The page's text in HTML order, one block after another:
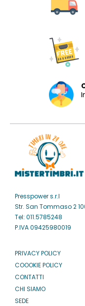
Presspower s.r.l
Str. San Tommaso 2
Tel: 011.5785248
P.IVA 09425980019
PRIVACY POLICY
COOOKIE POLICY
CONTATTI
CHI SIAMO
SEDE